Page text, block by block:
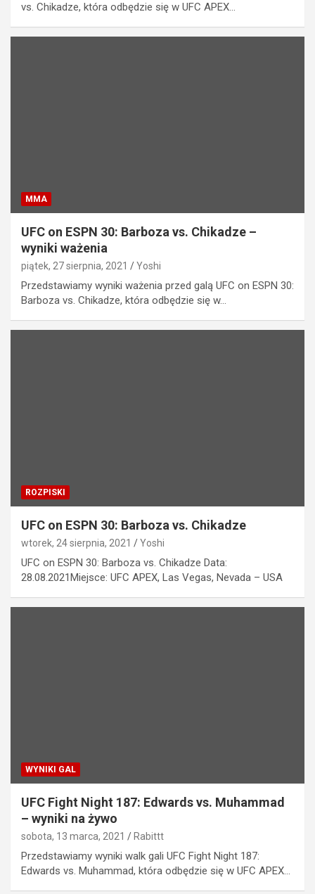
vs. Chikadze, która odbędzie się w UFC APEX…
MMA
UFC on ESPN 30: Barboza vs. Chikadze –
wyniki ważenia
piątek, 27 sierpnia, 2021 Yoshi
Przedstawiamy wyniki ważenia przed galą UFC on ESPN 30:
Barboza vs. Chikadze, która odbędzie się w…
ROZPISKI
UFC on ESPN 30: Barboza vs. Chikadze
wtorek, 24 sierpnia, 2021 Yoshi
UFC on ESPN 30: Barboza vs. Chikadze Data:
28.08.2021Miejsce: UFC APEX, Las Vegas, Nevada – USA
WYNIKI GAL
UFC Fight Night 187: Edwards vs. Muhammad
– wyniki na żywo
sobota, 13 marca, 2021 Rabittt
Przedstawiamy wyniki walk gali UFC Fight Night 187:
Edwards vs. Muhammad, która odbędzie się w UFC APEX…